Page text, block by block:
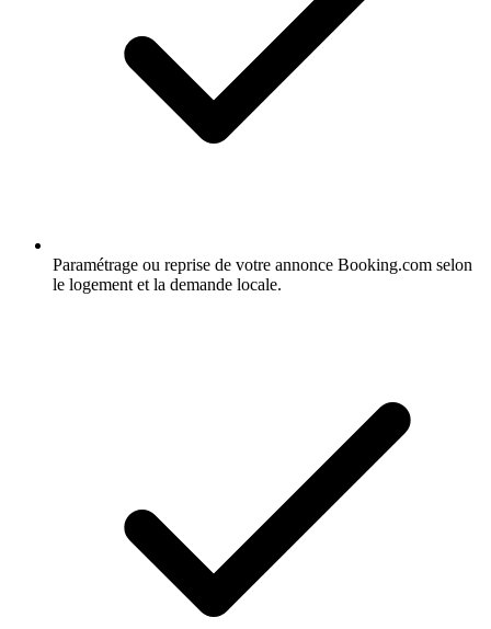
Paramétrage ou reprise de votre annonce Booking.com selon
le logement et la demande locale.